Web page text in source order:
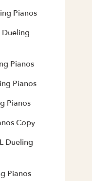
Pianos
Dueling
Pianos
Pianos
Pianos
Copy
Dueling
Pianos